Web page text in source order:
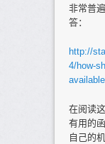
非常普
答：
http://
4/how-
在阅读
有用的函
自己的